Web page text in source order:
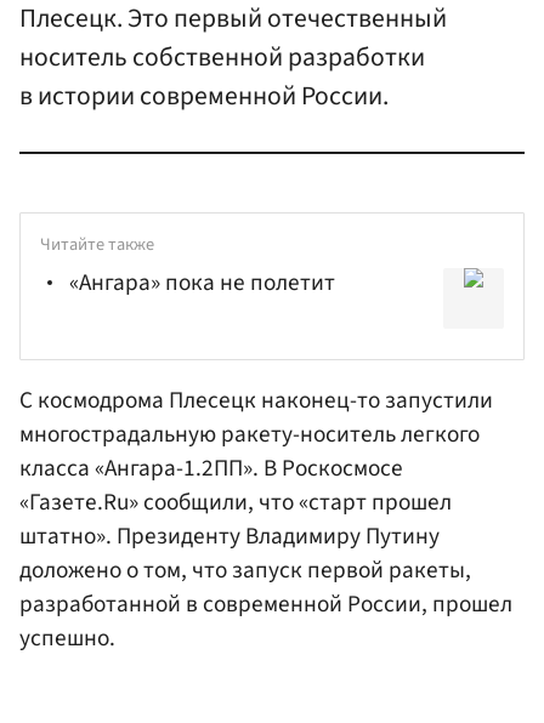
Плесецк. Это первый отечественный
носитель собственной разработки
в истории современной России.
Читайте также
«Ангара» пока не полетит
С космодрома Плесецк наконец-то запустили
многострадальную ракету-носитель легкого
класса «Ангара-1.2ПП». ВРоскосмосе
«Газете.Ru» сообщили, что «старт прошел
штатно». ПрезидентуВладимиру Путину
доложено о том, что запуск первой ракеты,
разработанной в современной России, прошел
успешно.